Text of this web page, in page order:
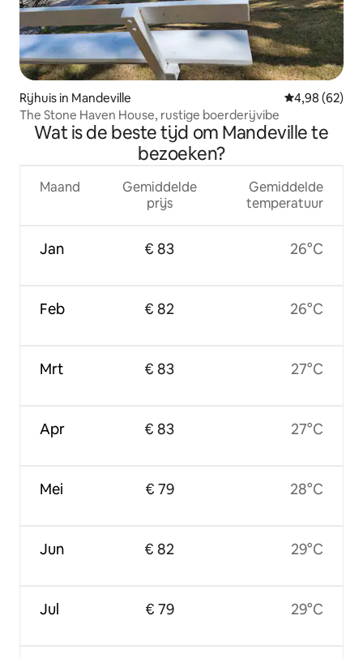
Rijhuis in Mandeville Gemiddelde
4,98 (62)
The Stone Haven House, rustige boerderijvibe
Wat is de beste tijd om Mandeville te
bezoeken?
Maand
Jan
Feb
Mrt
Apr
Mei
Jun
Jul
Gemiddelde
prijs
€ 83
€ 82
€ 83
€ 83
€ 79
€ 82
€ 79
Gemiddelde
temperatuur
26°C
26°C
27°C
27°C
28°C
29°C
29°C